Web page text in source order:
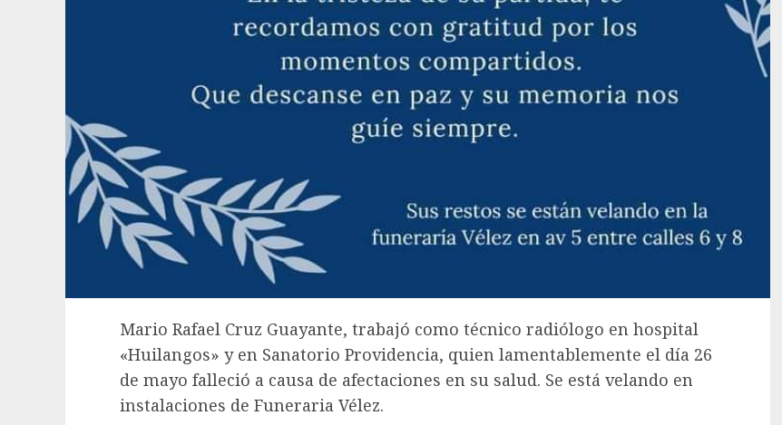
Mario Rafael Cruz Guayante, trabajó como técnico radiólogo en hospital
«Huilangos» y en Sanatorio Providencia, quien lamentablemente el día 26
de mayo falleció a causa de afectaciones en su salud. Se está velando en
instalaciones de Funeraria Vélez.